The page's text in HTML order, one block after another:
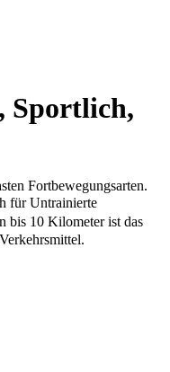
Sportlich,
Fortbewegungsarten.
für Untrainierte
bis 10 Kilometer ist das